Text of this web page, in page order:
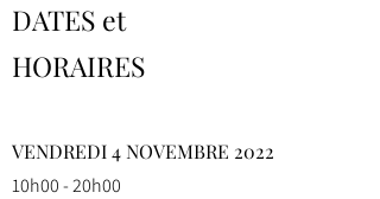
DATES et
HORAIRES
VENDREDI 4 NOVEMBRE 2022
10h00 - 20h00